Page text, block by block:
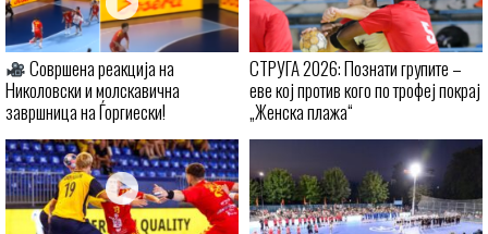
Совршена реакција на
Николовски и молскавична
завршница на Ѓоргиески!
СТРУГА 2026: Познати групите –
еве кој против кого по трофеј покрај
„Женска плажа“